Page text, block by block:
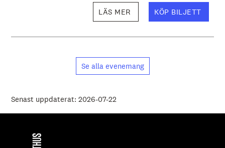
KÖP BILJETT
LÄS MER
Se alla evenemang
Senast uppdaterat: 2026-07-22